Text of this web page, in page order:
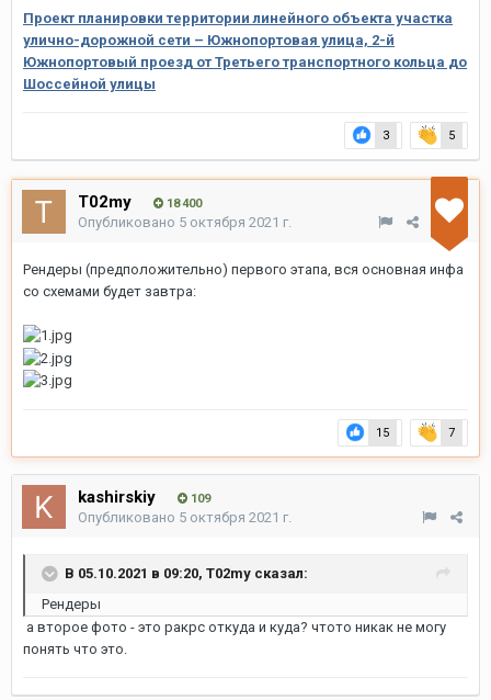
Проект планировки территории линейного объекта участка
улично-дорожной сети – Южнопортовая улица, 2-й
Южнопортовый проезд от Третьего транспортного кольца до
Шоссейной улицы
3 5
T02my 18 400
Опубликовано 5 октября 2021 г.
Рендеры (предположительно) первого этапа, вся основная инфа
со схемами будет завтра:
15 7
kashirskiy 109
Опубликовано 5 октября 2021 г.
В 05.10.2021 в 09:20, T02my сказал:
Рендеры
а второе фото - это ракрс откуда и куда? чтото никак не могу
понять что это.